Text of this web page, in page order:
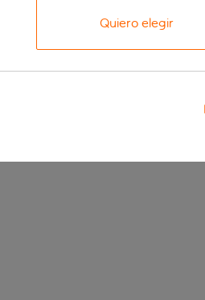
Quiero elegir